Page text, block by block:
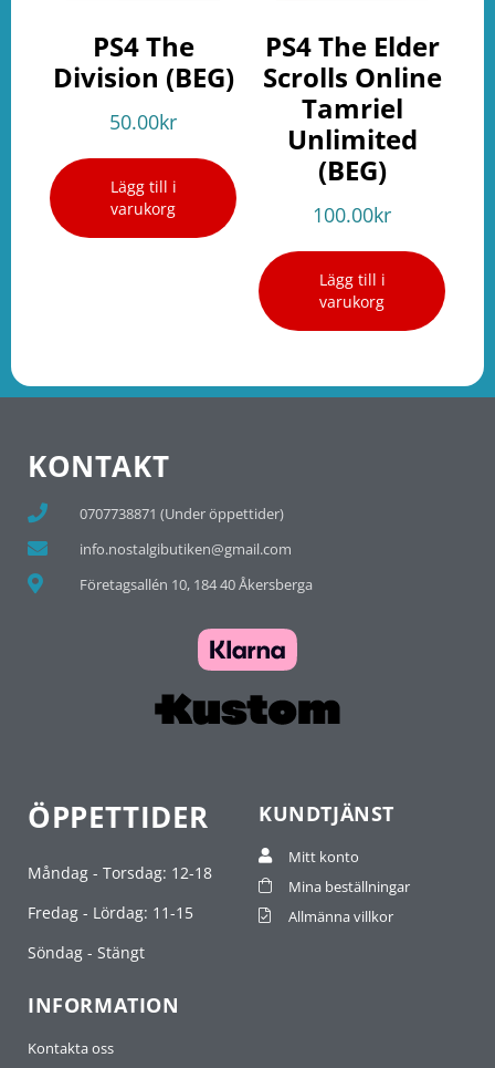
PS4 The
Division (BEG)
50.00kr
Lägg till i
varukorg
PS4 The Elder
Scrolls Online
Tamriel
Unlimited
(BEG)
100.00kr
Lägg till i
varukorg
KONTAKT
0707738871 (Under öppettider)
info.nostalgibutiken@gmail.com
Företagsallén 10, 184 40 Åkersberga
ÖPPETTIDER
Måndag - Torsdag: 12-18
Fredag - Lördag: 11-15
Söndag - Stängt
KUNDTJÄNST
Mitt konto
Mina beställningar
Allmänna villkor
INFORMATION
Kontakta oss